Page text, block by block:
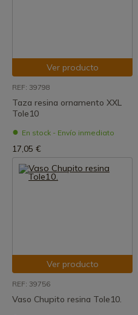
Ver producto
REF: 39798
Taza resina ornamento XXL
Tole10
En stock - Envío inmediato
17,05 €
Ver producto
REF: 39756
Vaso Chupito resina Tole10.